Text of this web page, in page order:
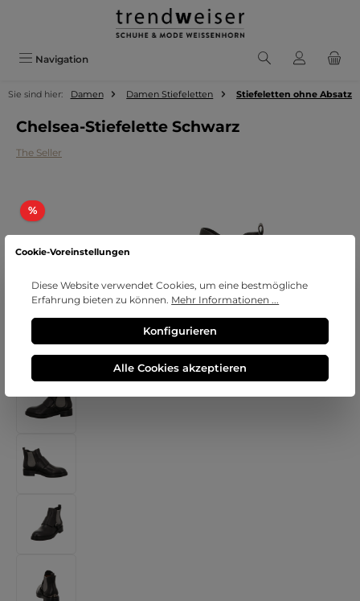
Zum Hauptinhalt springen
Navigation
Sie sind hier: Damen Damen Stiefeletten Stiefeletten ohne Absatz
Chelsea-Stiefelette Schwarz
The Seller
Bildergalerie überspringen
%Rabatt
Cookie-Voreinstellungen
Diese Website verwendet Cookies, um eine bestmögliche
Erfahrung bieten zu können. Mehr Informationen ...
Konfigurieren
Alle Cookies akzeptieren